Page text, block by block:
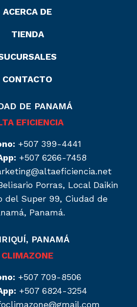
ACERCA DE
TIENDA
CONTACTO
DE PANAMÁ
EFICIENCIA
+507 399-4441
+507 6266-7458
Porras, Local Daikin
del Super 99, Ciudad de
Panamá.
PANAMÁ
CLIMAZONE
+507 709-8506
+507 6824-3254